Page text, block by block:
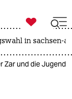

taz zahl ich
in sachsen-
Zar und die Jugend